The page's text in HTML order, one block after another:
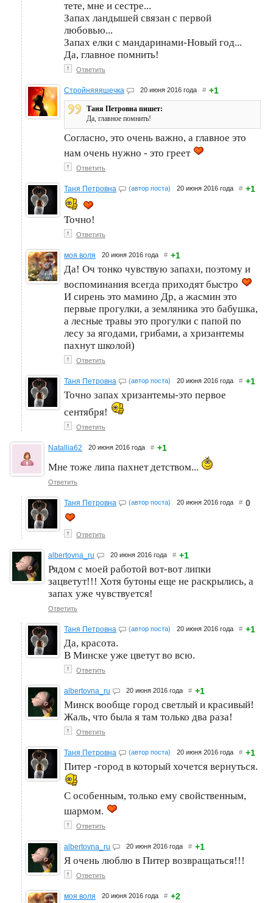
тете, мне и сестре...
Запах ландышей связан с первой
любовью...
Запах елки с мандаринами-Новый год...
Да, главное помнить!
↑ Ответить
Стройняяяшечка 20 июня 2016 года # +1
Таня Петровна пишет:
Да, главное помнить!
Согласно, это очень важно, а главное это
нам очень нужно - это греет
↑ Ответить
Таня Петровна (автор поста) 20 июня 2016 года # +1
Точно!
↑ Ответить
моя воля 20 июня 2016 года # +1
Да! Оч тонко чувствую запахи, поэтому и
воспоминания всегда приходят быстро
И сирень это мамино Др, а жасмин это
первые прогулки, а земляника это бабушка,
а лесные травы это прогулки с папой по
лесу за ягодами, грибами, а хризантемы
пахнут школой)
↑ Ответить
Таня Петровна (автор поста) 20 июня 2016 года # +1
Точно запах хризантемы-это первое
сентября!
↑ Ответить
Natallia62 20 июня 2016 года # +1
Мне тоже липа пахнет детством...
Ответить
Таня Петровна (автор поста) 20 июня 2016 года # 0
↑ Ответить
albertovna_ru 20 июня 2016 года # +1
Рядом с моей работой вот-вот липки
зацветут!!! Хотя бутоны еще не раскрылись, а
запах уже чувствуется!
Ответить
Таня Петровна (автор поста) 20 июня 2016 года # +1
Да, красота.
В Минске уже цветут во всю.
↑ Ответить
albertovna_ru 20 июня 2016 года # +1
Минск вообще город светлый и красивый!
Жаль, что была я там только два раза!
↑ Ответить
Таня Петровна (автор поста) 20 июня 2016 года # +1
Питер -город в который хочется вернуться.
С особенным, только ему свойственным,
шармом.
↑ Ответить
albertovna_ru 20 июня 2016 года # +1
Я очень люблю в Питер возвращаться!!!
↑ Ответить
моя воля 20 июня 2016 года # +2